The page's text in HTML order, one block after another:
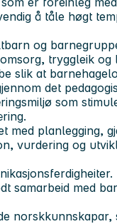
å tåle høgt
og
tryggleik
slik at
det
som
med planlegging,
vurdering og
samarbeid med
norskkunnskapar,